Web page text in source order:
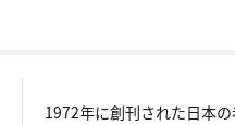
1972年に創刊された日本